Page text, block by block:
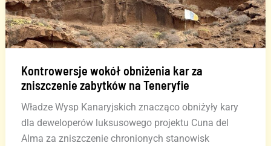
Kontrowersje wokół obniżenia kar za
zniszczenie zabytków na Teneryfie
Władze Wysp Kanaryjskich znacząco obniżyły kary
dla deweloperów luksusowego projektu Cuna del
Alma za zniszczenie chronionych stanowisk